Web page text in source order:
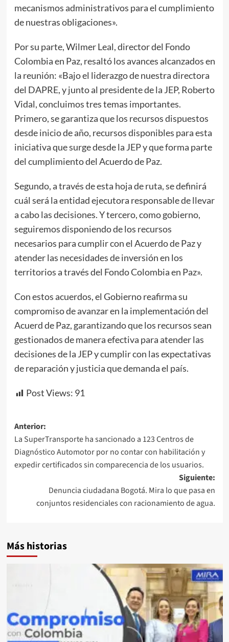
mecanismos administrativos para el cumplimiento
de nuestras obligaciones».
Por su parte, Wilmer Leal, director del Fondo
Colombia en Paz, resaltó los avances alcanzados en
la reunión: «Bajo el liderazgo de nuestra directora
del DAPRE, y junto al presidente de la JEP, Roberto
Vidal, concluimos tres temas importantes.
Primero, se garantiza que los recursos dispuestos
desde inicio de año, recursos disponibles para esta
iniciativa que surge desde la JEP y que forma parte
del cumplimiento del Acuerdo de Paz.
Segundo, a través de esta hoja de ruta, se definirá
cuál será la entidad ejecutora responsable de llevar
a cabo las decisiones. Y tercero, como gobierno,
seguiremos disponiendo de los recursos
necesarios para cumplir con el Acuerdo de Paz y
atender las necesidades de inversión en los
territorios a través del Fondo Colombia en Paz».
Con estos acuerdos, el Gobierno reafirma su
compromiso de avanzar en la implementación del
Acuerd de Paz, garantizando que los recursos sean
gestionados de manera efectiva para atender las
decisiones de la JEP y cumplir con las expectativas
de reparación y justicia que demanda el país.
Post Views: 91
Navegación
de
entradas
Anterior:
La SuperTransporte ha sancionado a 123 Centros de
Diagnóstico Automotor por no contar con habilitación y
expedir certificados sin comparecencia de los usuarios.
Siguiente:
Denuncia ciudadana Bogotá. Mira lo que pasa en
conjuntos residenciales con racionamiento de agua.
Más historias